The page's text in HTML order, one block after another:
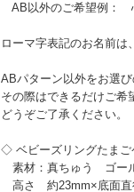
AB以外のご希望例：
ローマ字表記のお名前
ABパターン以外をお選
その際はできるだけご希
どうぞご了承ください。
◇ ベビーズリングたまご
素材：真ちゅう ゴー
高さ 約23mm×底面